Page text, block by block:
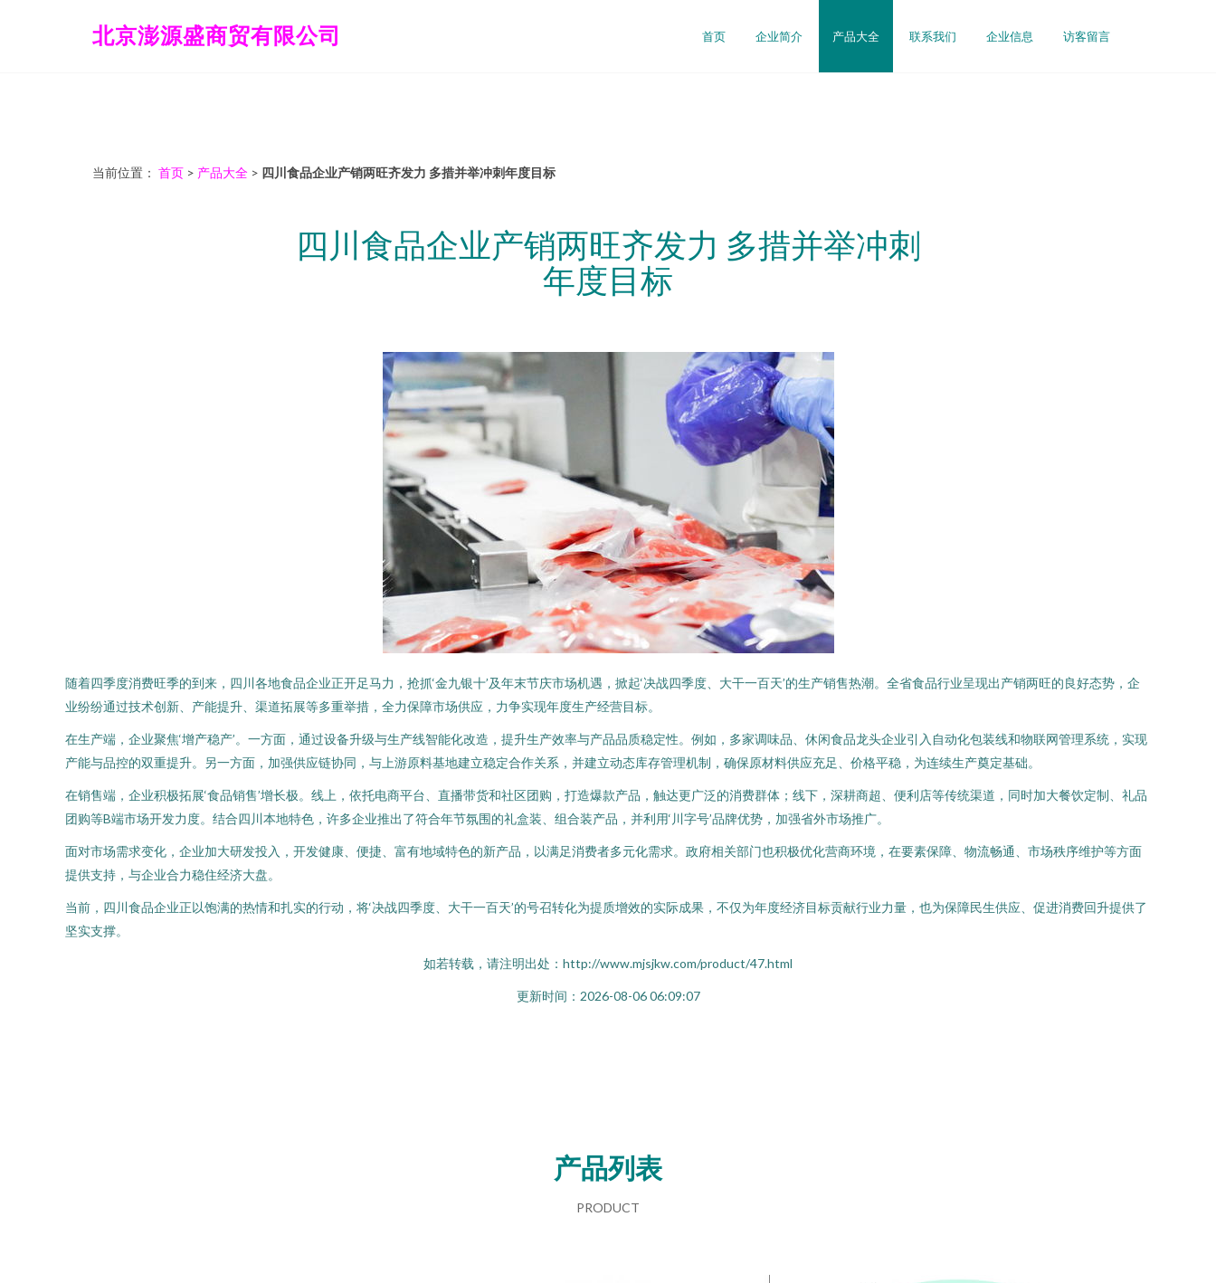
北京澎源盛商贸有限公司 首页 企业简介 产品大全 联系我们 企业信息 访客留言
当前位置： 首页 > 产品大全 > 四川食品企业产销两旺齐发力 多措并举冲刺年度目标
四川食品企业产销两旺齐发力 多措并举冲刺
年度目标
随着四季度消费旺季的到来，四川各地食品企业正开足马力，抢抓‘金九银十’及年末节庆市场机遇，掀起‘决战四季度、大干一百天’的生产销售热潮。全省食品行业呈现出产销两旺的良好态势，企
业纷纷通过技术创新、产能提升、渠道拓展等多重举措，全力保障市场供应，力争实现年度生产经营目标。
在生产端，企业聚焦‘增产稳产’。一方面，通过设备升级与生产线智能化改造，提升生产效率与产品品质稳定性。例如，多家调味品、休闲食品龙头企业引入自动化包装线和物联网管理系统，实现
产能与品控的双重提升。另一方面，加强供应链协同，与上游原料基地建立稳定合作关系，并建立动态库存管理机制，确保原材料供应充足、价格平稳，为连续生产奠定基础。
在销售端，企业积极拓展‘食品销售’增长极。线上，依托电商平台、直播带货和社区团购，打造爆款产品，触达更广泛的消费群体；线下，深耕商超、便利店等传统渠道，同时加大餐饮定制、礼品
团购等B端市场开发力度。结合四川本地特色，许多企业推出了符合年节氛围的礼盒装、组合装产品，并利用‘川字号’品牌优势，加强省外市场推广。
面对市场需求变化，企业加大研发投入，开发健康、便捷、富有地域特色的新产品，以满足消费者多元化需求。政府相关部门也积极优化营商环境，在要素保障、物流畅通、市场秩序维护等方面
提供支持，与企业合力稳住经济大盘。
当前，四川食品企业正以饱满的热情和扎实的行动，将‘决战四季度、大干一百天’的号召转化为提质增效的实际成果，不仅为年度经济目标贡献行业力量，也为保障民生供应、促进消费回升提供了
坚实支撑。
如若转载，请注明出处：http://www.mjsjkw.com/product/47.html
更新时间：2026-08-06 06:09:07
产品列表
PRODUCT